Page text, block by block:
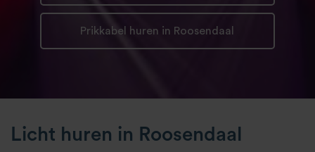
Prikkabel huren in Roosendaal
Licht huren in Roosendaal